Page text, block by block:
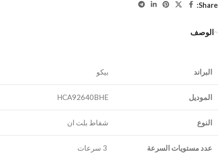
Share:
الوصف
البراند
الموديل HCA92640BHE
النوع شفاط بلت ان
عدد مستويات السرعة